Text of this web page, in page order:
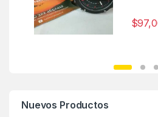
$
Nuevos Productos